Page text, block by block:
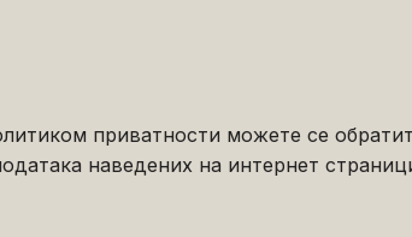
приватности можете се
наведених на интернет